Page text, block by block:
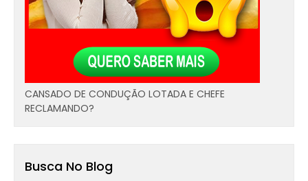
CANSADO DE CONDUÇÃO LOTADA E CHEFE
RECLAMANDO?
Busca No Blog